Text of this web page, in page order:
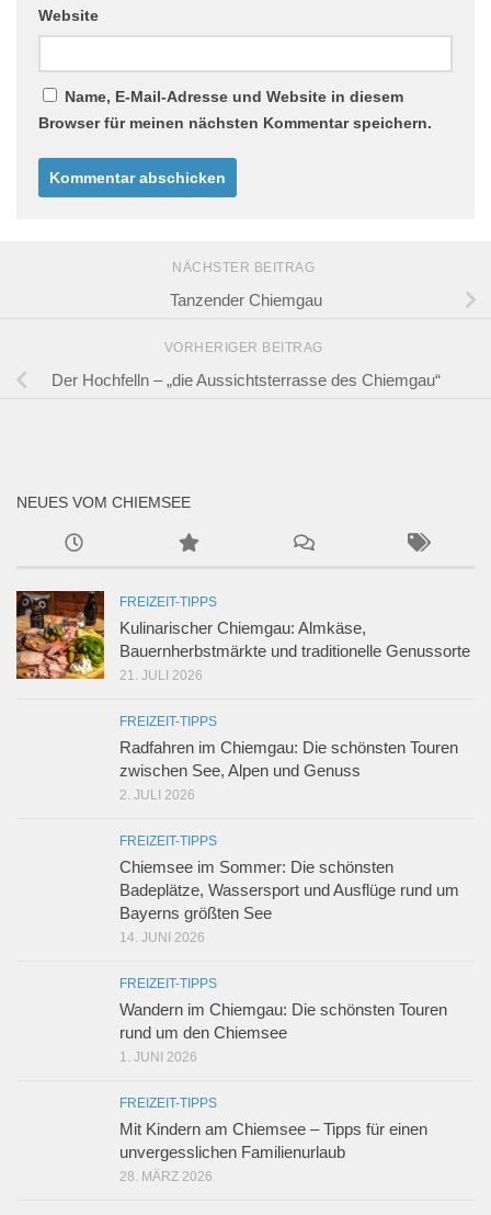
Website
Name, E-Mail-Adresse und Website in diesem
Browser für meinen nächsten Kommentar speichern.
NÄCHSTER BEITRAG
Tanzender Chiemgau
VORHERIGER BEITRAG
Der Hochfelln – „die Aussichtsterrasse des Chiemgau“
NEUES VOM CHIEMSEE
FREIZEIT-TIPPS
Kulinarischer Chiemgau: Almkäse,
Bauernherbstmärkte und traditionelle Genussorte
21. JULI 2026
FREIZEIT-TIPPS
Radfahren im Chiemgau: Die schönsten Touren
zwischen See, Alpen und Genuss
2. JULI 2026
FREIZEIT-TIPPS
Chiemsee im Sommer: Die schönsten
Badeplätze, Wassersport und Ausflüge rund um
Bayerns größten See
14. JUNI 2026
FREIZEIT-TIPPS
Wandern im Chiemgau: Die schönsten Touren
rund um den Chiemsee
1. JUNI 2026
FREIZEIT-TIPPS
Mit Kindern am Chiemsee – Tipps für einen
unvergesslichen Familienurlaub
28. MÄRZ 2026